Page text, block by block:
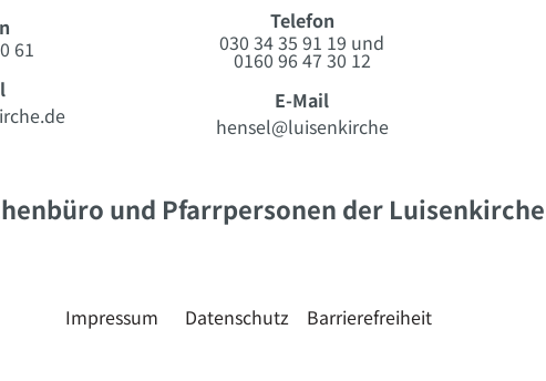
61
Telefon
030 34 35 91 19 und
0160 96 47 30 12
E-Mail
hensel@luisenkirche
und Pfarrpersonen der Luisenkirche
Impressum Datenschutz Barrierefreiheit